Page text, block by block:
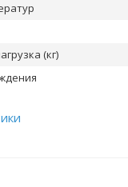
(кг)